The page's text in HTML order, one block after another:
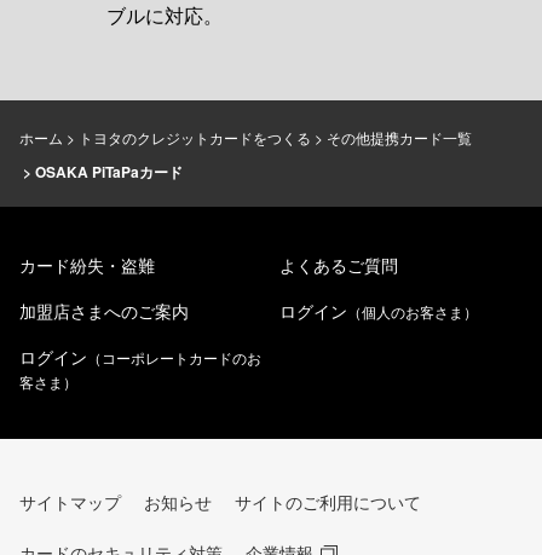
ブルに対応。
ホーム トヨタのクレジットカードをつくる その他提携カード一覧
OSAKA PiTaPaカード
カード紛失・盗難
よくあるご質問
加盟店さまへのご案内
ログイン （個人のお客さま）
ログイン （コーポレートカードのお
客さま）
サイトマップ お知らせ サイトのご利用について